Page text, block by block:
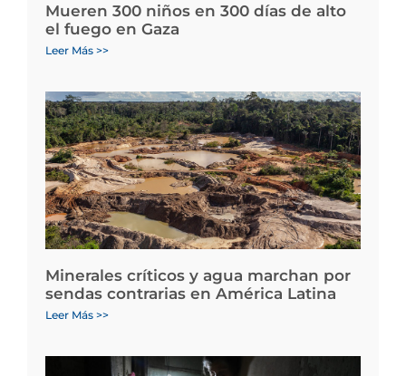
Mueren 300 niños en 300 días de alto
el fuego en Gaza
Leer Más >>
Minerales críticos y agua marchan por
sendas contrarias en América Latina
Leer Más >>